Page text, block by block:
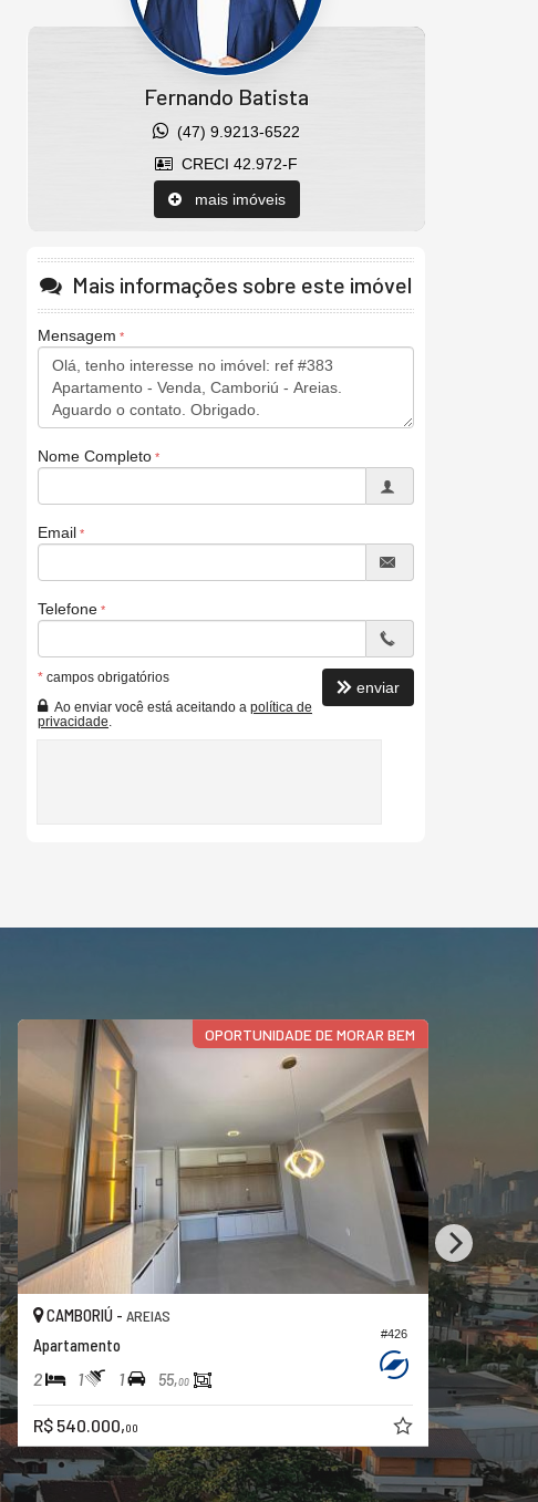
Fernando Batista
(47) 9.9213-6522
CRECI 42.972-F
mais imóveis
Mais informações sobre este imóvel
Mensagem
Nome Completo
Email
Telefone
* campos obrigatórios
Ao enviar você está aceitando a política de
privacidade
enviar
OPORTUNIDADE DE MORAR BEM
#426
CAMBORIÚ - AREIAS
Apartamento
2 1 1 55,00
R$ 540.000,00
2 2
R$